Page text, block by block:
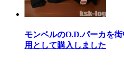
モンベルのO.D.パーカを
用として購入しました